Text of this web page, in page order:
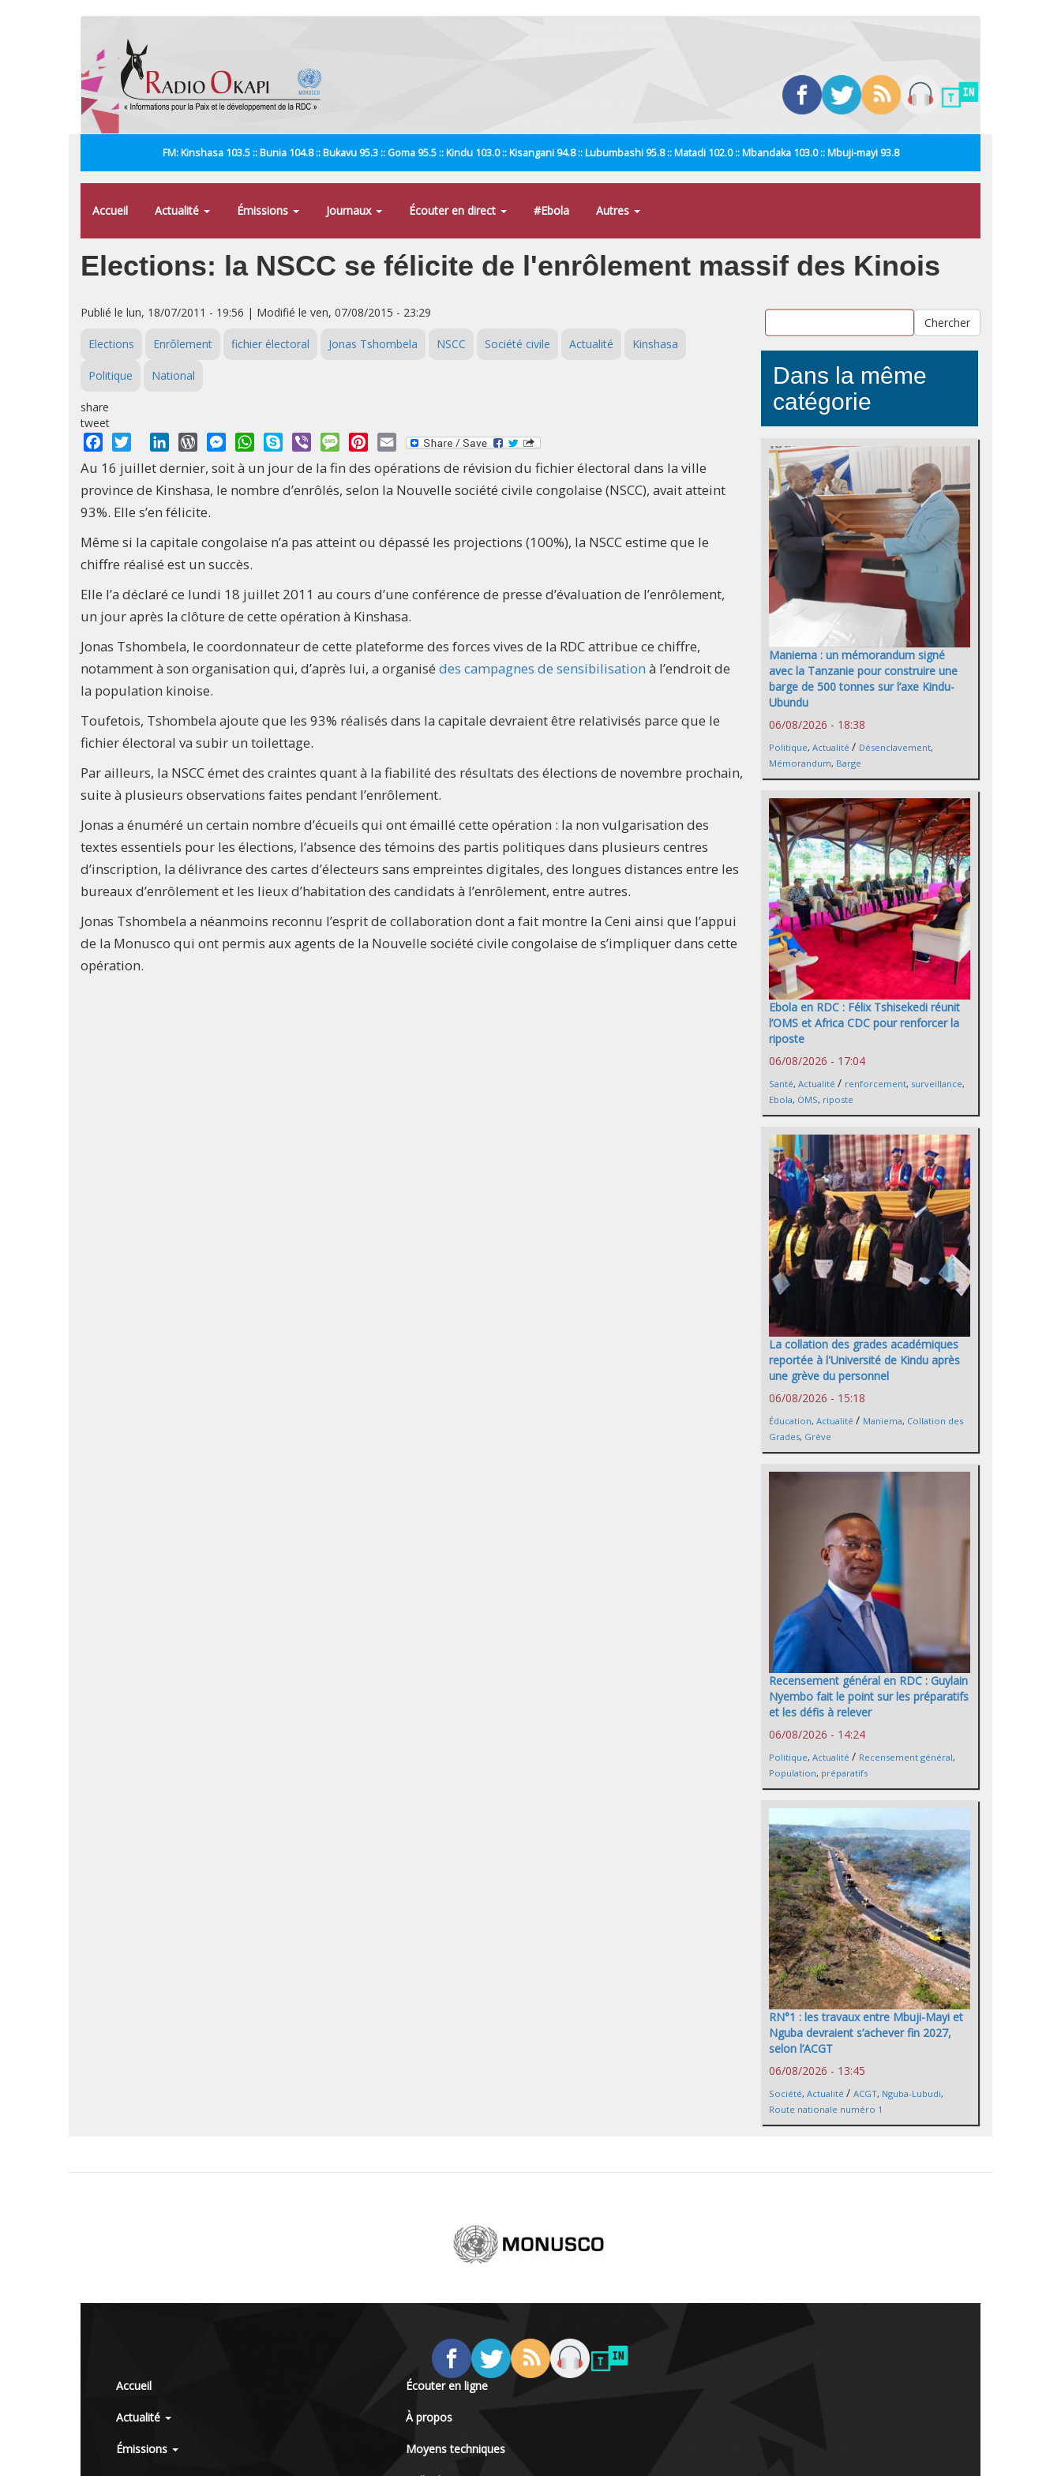
FM: Kinshasa 103.5 :: Bunia 104.8 :: Bukavu 95.3 :: Goma 95.5 :: Kindu 103.0 :: Kisangani 94.8 :: Lubumbashi 95.8 :: Matadi 102.0 :: Mbandaka 103.0 :: Mbuji-mayi 93.8
Accueil Actualité Émissions Journaux Écouter en direct #Ebola Autres
Elections: la NSCC se félicite de l'enrôlement massif des Kinois
Publié le lun, 18/07/2011 - 19:56 | Modifié le ven, 07/08/2015 - 23:29
Elections Enrôlement fichier électoral Jonas Tshombela NSCC Société civile Actualité Kinshasa
Politique National
share
tweet
Facebook
Twitter LinkedInWordPressMessengerWhatsApp
Skype Viber MessagePinterest
Email
Au 16 juillet dernier, soit à un jour de la fin des opérations de révision du fichier électoral dans la ville
province de Kinshasa, le nombre d’enrôlés, selon la Nouvelle société civile congolaise (NSCC), avait atteint
93%. Elle s’en félicite.
Même si la capitale congolaise n’a pas atteint ou dépassé les projections (100%), la NSCC estime que le
chiffre réalisé est un succès.
Elle l’a déclaré ce lundi 18 juillet 2011 au cours d’une conférence de presse d’évaluation de l’enrôlement,
un jour après la clôture de cette opération à Kinshasa.
Jonas Tshombela, le coordonnateur de cette plateforme des forces vives de la RDC attribue ce chiffre,
notamment à son organisation qui, d’après lui, a organisé des campagnes de sensibilisation à l’endroit de
la population kinoise.
Toufetois, Tshombela ajoute que les 93% réalisés dans la capitale devraient être relativisés parce que le
fichier électoral va subir un toilettage.
Par ailleurs, la NSCC émet des craintes quant à la fiabilité des résultats des élections de novembre prochain,
suite à plusieurs observations faites pendant l’enrôlement.
Jonas a énuméré un certain nombre d’écueils qui ont émaillé cette opération : la non vulgarisation des
textes essentiels pour les élections, l’absence des témoins des partis politiques dans plusieurs centres
d’inscription, la délivrance des cartes d’électeurs sans empreintes digitales, des longues distances entre les
bureaux d’enrôlement et les lieux d’habitation des candidats à l’enrôlement, entre autres.
Jonas Tshombela a néanmoins reconnu l’esprit de collaboration dont a fait montre la Ceni ainsi que l’appui
de la Monusco qui ont permis aux agents de la Nouvelle société civile congolaise de s’impliquer dans cette
opération.
Chercher
Dans la même
catégorie
Maniema : un mémorandum signé
avec la Tanzanie pour construire une
barge de 500 tonnes sur l’axe Kindu-
Ubundu
06/08/2026 - 18:38
Politique, Actualité / Désenclavement,
Mémorandum, Barge
Ebola en RDC : Félix Tshisekedi réunit
l’OMS et Africa CDC pour renforcer la
riposte
06/08/2026 - 17:04
Santé, Actualité / renforcement, surveillance,
Ebola, OMS, riposte
La collation des grades académiques
reportée à l'Université de Kindu après
une grève du personnel
06/08/2026 - 15:18
Éducation, Actualité / Maniema, Collation des
Grades, Grève
Recensement général en RDC : Guylain
Nyembo fait le point sur les préparatifs
et les défis à relever
06/08/2026 - 14:24
Politique, Actualité / Recensement général,
Population, préparatifs
RN°1 : les travaux entre Mbuji-Mayi et
Nguba devraient s’achever fin 2027,
selon l’ACGT
06/08/2026 - 13:45
Société, Actualité / ACGT, Nguba-Lubudi,
Route nationale numéro 1
Accueil
Actualité
Émissions
Écouter en ligne
À propos
Moyens techniques